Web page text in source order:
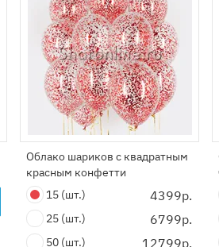
Облако шариков с квадратным
красным конфетти
15 (шт.) 4399р.
25 (шт.) 6799р.
50 (шт.) 12799р.